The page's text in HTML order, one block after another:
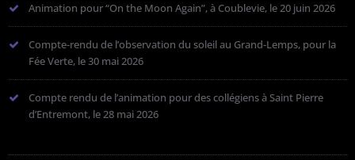
Animation pour “On the Moon Again”, à Coublevie, le 20 juin 2026
Compte-rendu de l’observation du soleil au Grand-Lemps, pour la
Fée Verte, le 30 mai 2026
Compte rendu de l’animation pour des collégiens à Saint Pierre
d’Entremont, le 28 mai 2026